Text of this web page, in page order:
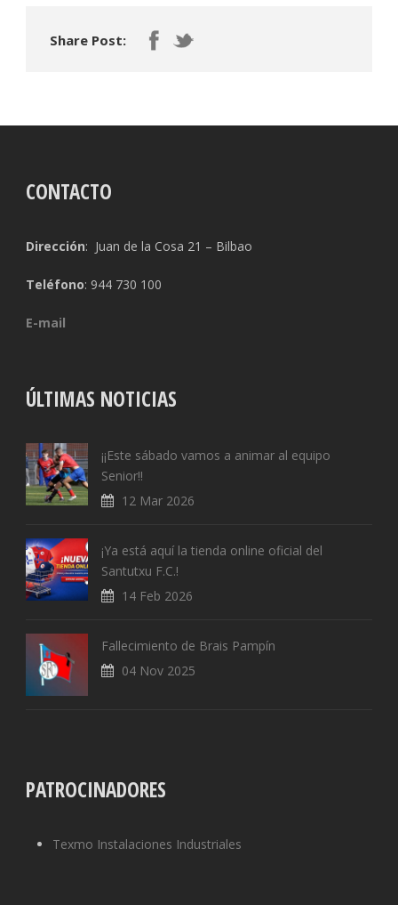
Share Post:
CONTACTO
Dirección: Juan de la Cosa 21 – Bilbao
Teléfono: 944 730 100
E-mail
ÚLTIMAS NOTICIAS
¡¡Este sábado vamos a animar al equipo
Senior!!
12 Mar 2026
¡Ya está aquí la tienda online oficial del
Santutxu F.C.!
14 Feb 2026
Fallecimiento de Brais Pampín
04 Nov 2025
PATROCINADORES
Texmo Instalaciones Industriales